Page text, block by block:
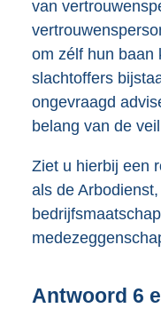
van
om zélf hun baan
slachtoffers
ongevraagd
belang van de
Ziet u hierbij een
als de
Antwoord 6